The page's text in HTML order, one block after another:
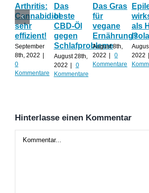
Arthritis:
Cannabidiol
sehr
effizient!
September
8th, 2022
0
Kommentare
Das
beste
CBD-Öl
gegen
Schlafprobleme
August 28th,
2022
0
Kommentare
Das Gras
für
vegane
Ernährung?
August 8th,
2022
0
Kommentare
als
2022
Hinterlasse einen Kommentar